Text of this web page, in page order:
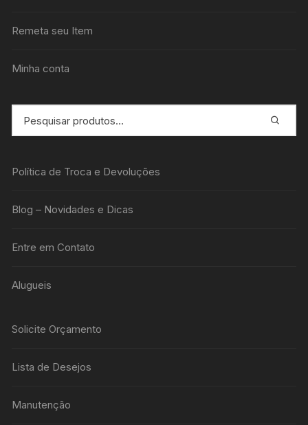
Remeta seu Item
Minha conta
Política de Troca e Devoluções
Blog – Novidades e Dicas
Entre em Contato
Alugueis
Solicite Orçamento
Lista de Desejos
Manutenção